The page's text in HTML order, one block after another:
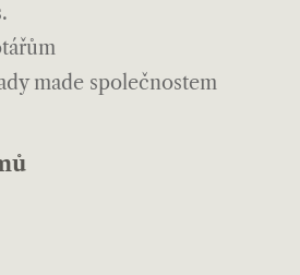
made společnostem